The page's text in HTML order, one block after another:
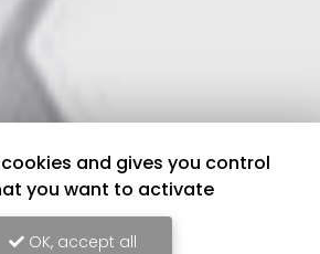
and gives you control
you want to activate
OK, accept all